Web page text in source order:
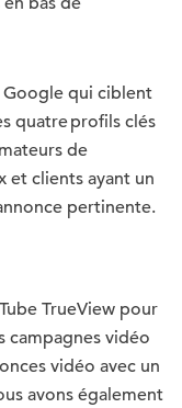
Google qui ciblent
quatre profils clés
de
et clients ayant un
pertinente.
TrueView pour
campagnes vidéo
vidéo avec un
avons également